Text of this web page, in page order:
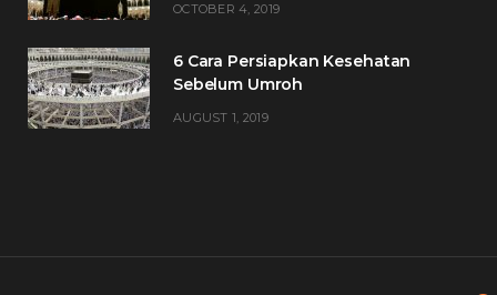
OCTOBER 4, 2019
6 Cara Persiapkan Kesehatan
Sebelum Umroh
AUGUST 1, 2019